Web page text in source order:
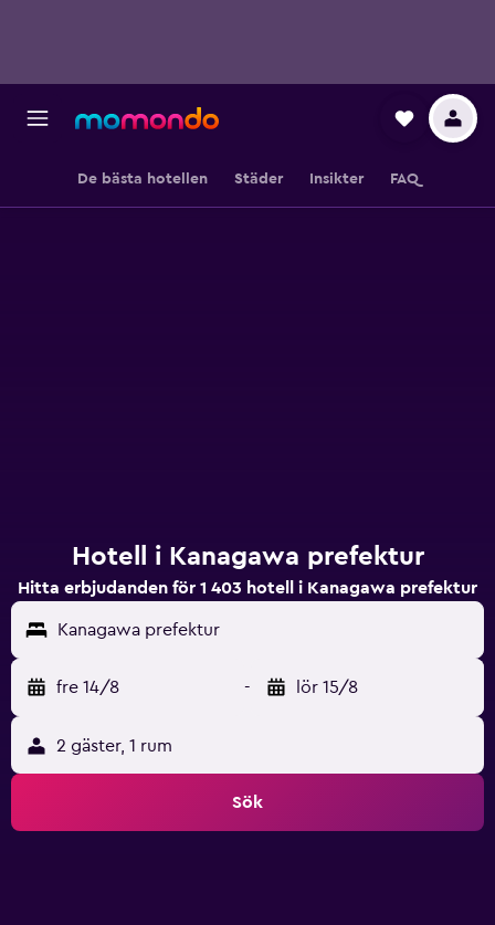
De bästa hotellen Städer Insikter FAQ
Hotell i Kanagawa prefektur
Hitta erbjudanden för 1 403 hotell i Kanagawa prefektur
Kanagawa prefektur
fre 14/8 - lör 15/8
2 gäster, 1 rum
Sök